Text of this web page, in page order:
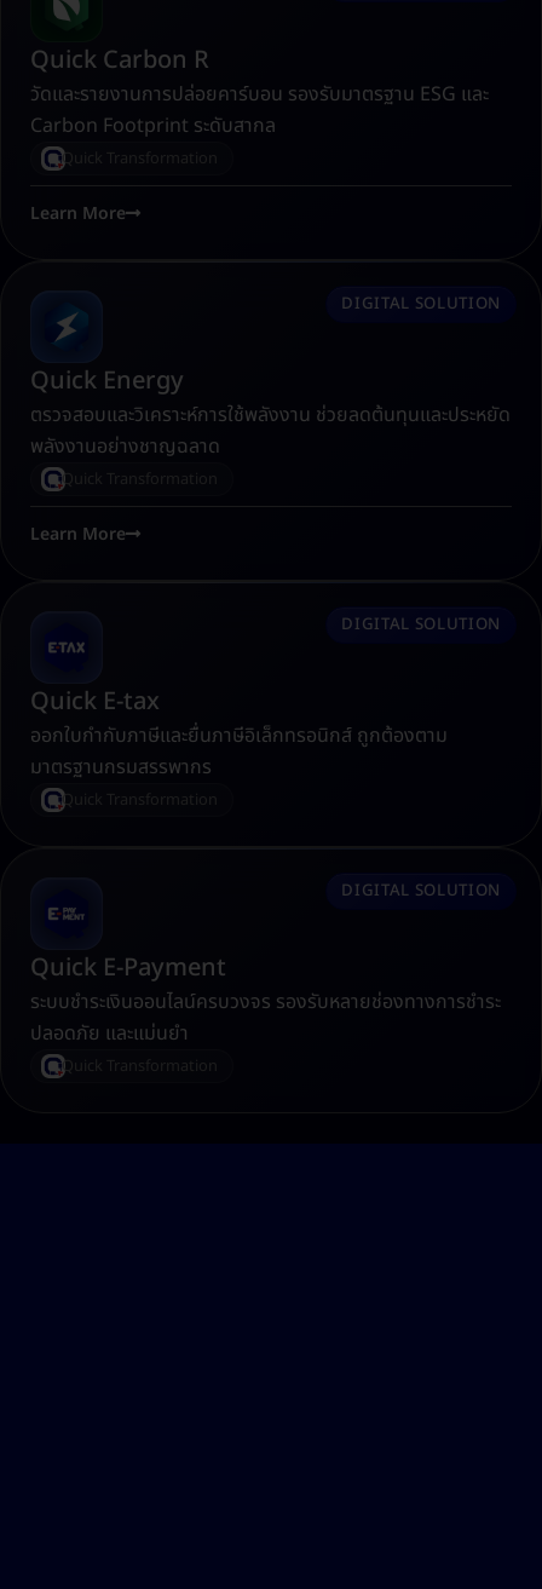
Quick Carbon R
วัดและรายงานการปล่อยคาร์บอน รองรับมาตรฐาน ESG และ
Carbon Footprint ระดับสากล
Quick Transformation
Learn More
Quick Energy
ตรวจสอบและวิเคราะห์การใช้พลังงาน ช่วยลดต้นทุนและประหยัด
พลังงานอย่างชาญฉลาด
Quick Transformation
Learn More
DIGITAL SOLUTION
Quick E-tax
ออกใบกำกับภาษีและยื่นภาษีอิเล็กทรอนิกส์ ถูกต้องตาม
มาตรฐานกรมสรรพากร
Quick Transformation
DIGITAL SOLUTION
Quick E-Payment
ระบบชำระเงินออนไลน์ครบวงจร รองรับหลายช่องทางการชำระ
ปลอดภัย และแม่นยำ
Quick Transformation
DIGITAL SOLUTION